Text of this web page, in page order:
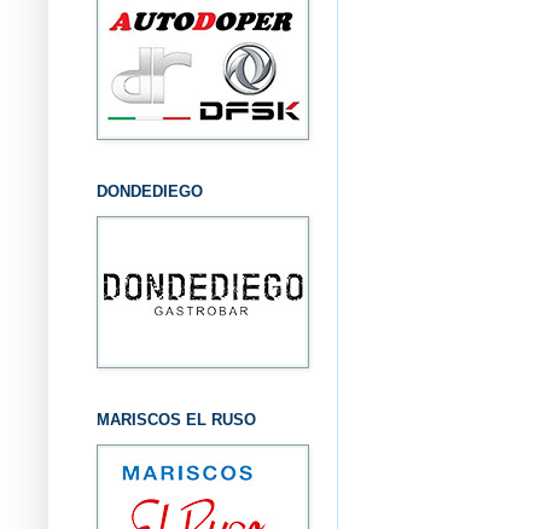
DONDEDIEGO
MARISCOS EL RUSO